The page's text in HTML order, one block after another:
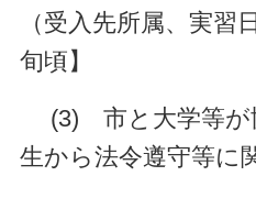
（受入先所属、実習
旬頃】
(3) 市と大学等が
生から法令遵守等に